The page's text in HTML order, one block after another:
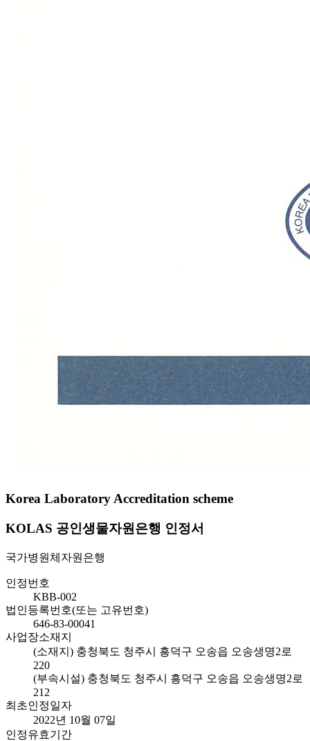
Korea Laboratory Accreditation scheme
KOLAS 공인생물자원은행 인정서
국가병원체자원은행
인정번호
KBB-002
법인등록번호(또는 고유번호)
646-83-00041
사업장소재지
(소재지) 충청북도 청주시 흥덕구 오송읍 오송생명2로
220
(부속시설) 충청북도 청주시 흥덕구 오송읍 오송생명2로
212
최초인정일자
2022년 10월 07일
인정유효기간